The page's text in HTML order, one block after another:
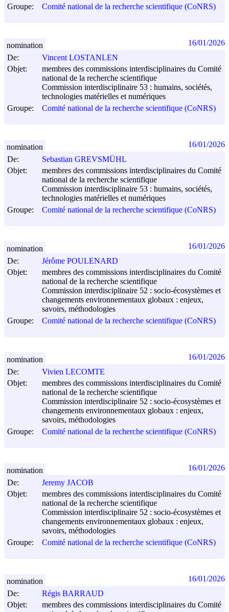
Groupe:
Comité national de la recherche scientifique (CoNRS)
De:
Vincent LOSTANLEN
Objet:
membres des commissions interdisciplinaires du Comité
national de la recherche scientifique
Commission interdisciplinaire 53 : humains, sociétés,
technologies matérielles et numériques
Groupe:
Comité national de la recherche scientifique (CoNRS)
nomination 16/01/2026
De:
Sebastian GREVSMÜHL
Objet:
membres des commissions interdisciplinaires du Comité
national de la recherche scientifique
Commission interdisciplinaire 53 : humains, sociétés,
technologies matérielles et numériques
Groupe:
Comité national de la recherche scientifique (CoNRS)
nomination 16/01/2026
De:
Jérôme POULENARD
Objet:
membres des commissions interdisciplinaires du Comité
national de la recherche scientifique
Commission interdisciplinaire 52 : socio-écosystèmes et
changements environnementaux globaux : enjeux,
savoirs, méthodologies
Groupe:
Comité national de la recherche scientifique (CoNRS)
nomination 16/01/2026
De:
Vivien LECOMTE
Objet:
membres des commissions interdisciplinaires du Comité
national de la recherche scientifique
Commission interdisciplinaire 52 : socio-écosystèmes et
changements environnementaux globaux : enjeux,
savoirs, méthodologies
Groupe:
Comité national de la recherche scientifique (CoNRS)
nomination 16/01/2026
De:
Jeremy JACOB
Objet:
membres des commissions interdisciplinaires du Comité
national de la recherche scientifique
Commission interdisciplinaire 52 : socio-écosystèmes et
changements environnementaux globaux : enjeux,
savoirs, méthodologies
Groupe:
Comité national de la recherche scientifique (CoNRS)
nomination 16/01/2026
De:
Régis BARRAUD
Objet:
membres des commissions interdisciplinaires du Comité
nomination 16/01/2026